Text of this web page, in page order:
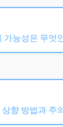
가능성은 무엇
향 방법과 주